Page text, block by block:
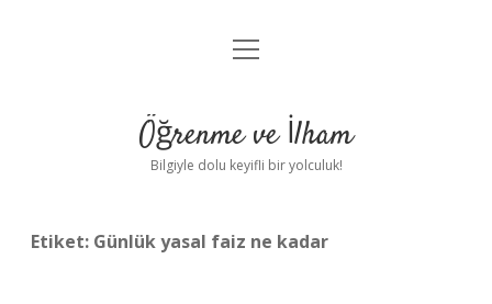
Anasayfa
Yasal Uyarı
menüyü
Öğrenme ve İlham
Bilgiyle dolu keyifli bir yolculuk!
Etiket: Günlük yasal faiz ne kadar